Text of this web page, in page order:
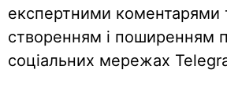
експертними коментарями
створенням і поширенням
соціальних мережах